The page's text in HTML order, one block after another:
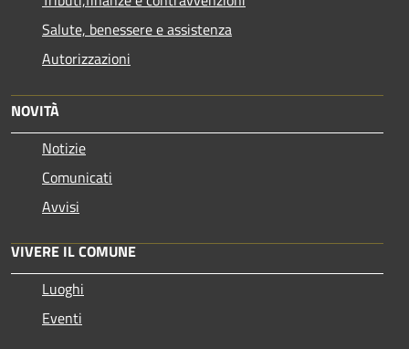
Salute, benessere e assistenza
Autorizzazioni
NOVITÀ
Notizie
Comunicati
Avvisi
VIVERE IL COMUNE
Luoghi
Eventi